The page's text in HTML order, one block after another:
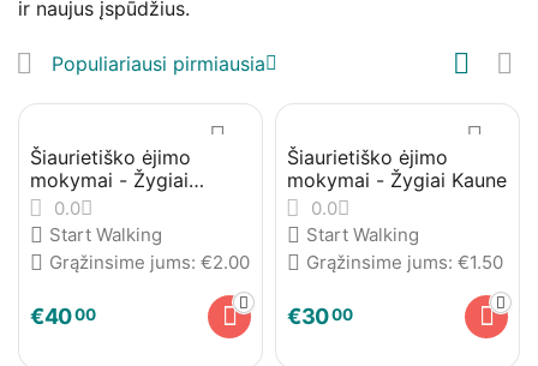
ir naujus įspūdžius.
Populiariausi pirmiausia
Šiaurietiško ėjimo
mokymai - Žygiai
Vilniuje
0.0
Start Walking
Grąžinsime jums: €2.00
€4000
Šiaurietiško ėjimo
mokymai - Žygiai Kaune
0.0
Start Walking
Grąžinsime jums: €1.50
€3000